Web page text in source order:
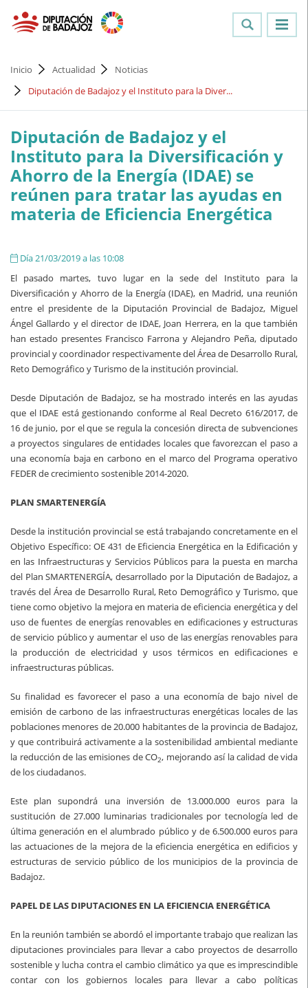
Inicio Actualidad
Noticias
Diputación de Badajoz y el Instituto para la Diver...
Diputación de Badajoz y el
Instituto para la Diversificación y
Ahorro de la Energía (IDAE) se
reúnen para tratar las ayudas en
materia de Eficiencia Energética
Día 21/03/2019 a las 10:08
El pasado martes, tuvo lugar en la sede del Instituto para la
Diversificación y Ahorro de la Energía (IDAE), en Madrid, una reunión
entre el presidente de la Diputación Provincial de Badajoz, Miguel
Ángel Gallardo y el director de IDAE, Joan Herrera, en la que también
han estado presentes Francisco Farrona y Alejandro Peña, diputado
provincial y coordinador respectivamente del Área de Desarrollo Rural,
Reto Demográfico y Turismo de la institución provincial.
Desde Diputación de Badajoz, se ha mostrado interés en las ayudas
que el IDAE está gestionando conforme al Real Decreto 616/2017, de
16 de junio, por el que se regula la concesión directa de subvenciones
a proyectos singulares de entidades locales que favorezcan el paso a
una economía baja en carbono en el marco del Programa operativo
FEDER de crecimiento sostenible 2014-2020.
PLAN SMARTENERGÍA
Desde la institución provincial se está trabajando concretamente en el
Objetivo Específico: OE 431 de Eficiencia Energética en la Edificación y
en las Infraestructuras y Servicios Públicos para la puesta en marcha
del Plan SMARTENERGÍA, desarrollado por la Diputación de Badajoz, a
través del Área de Desarrollo Rural, Reto Demográfico y Turismo, que
tiene como objetivo la mejora en materia de eficiencia energética y del
uso de fuentes de energías renovables en edificaciones y estructuras
de servicio público y aumentar el uso de las energías renovables para
la producción de electricidad y usos térmicos en edificaciones e
infraestructuras públicas.
Su finalidad es favorecer el paso a una economía de bajo nivel de
emisión de carbono de las infraestructuras energéticas locales de las
poblaciones menores de 20.000 habitantes de la provincia de Badajoz,
y que contribuirá activamente a la sostenibilidad ambiental mediante
la reducción de las emisiones de CO2, mejorando así la calidad de vida
de los ciudadanos.
Este plan supondrá una inversión de 13.000.000 euros para la
sustitución de 27.000 luminarias tradicionales por tecnología led de
última generación en el alumbrado público y de 6.500.000 euros para
las actuaciones de la mejora de la eficiencia energética en edificios y
estructuras de servicio público de los municipios de la provincia de
Badajoz.
PAPEL DE LAS DIPUTACIONES EN LA EFICIENCIA ENERGÉTICA
En la reunión también se abordó el importante trabajo que realizan las
diputaciones provinciales para llevar a cabo proyectos de desarrollo
sostenible y lucha contra el cambio climático ya que es imprescindible
contar con los gobiernos locales para llevar a cabo políticas